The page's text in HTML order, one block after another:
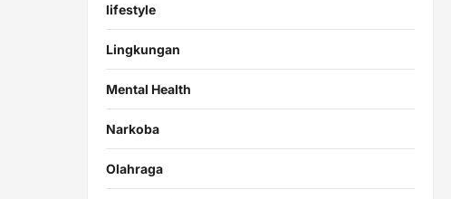
lifestyle
Lingkungan
Mental Health
Narkoba
Olahraga